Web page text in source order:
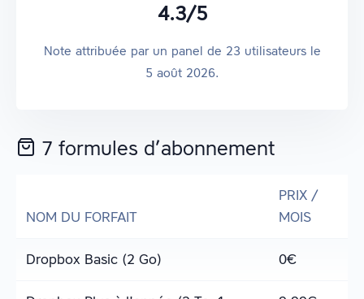
4.3/5
Note attribuée par un panel de 23 utilisateurs le
5 août 2026.
7 formules d’abonnement
NOM DU FORFAIT
PRIX /
MOIS
Dropbox Basic (2 Go) 0€